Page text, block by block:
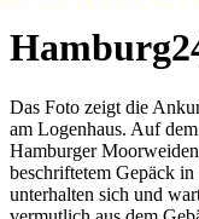
Hamburg
Das Foto zeigt die
am Logenhaus. Auf
Hamburger
beschriftetem Gepäck
unterhalten sich und